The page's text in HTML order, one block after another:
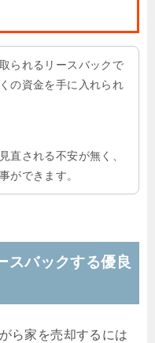
られるリースバックで
の資金を手に入れられ
直される不安が無く、
ができます。
スバックする優良
ら家を売却するには